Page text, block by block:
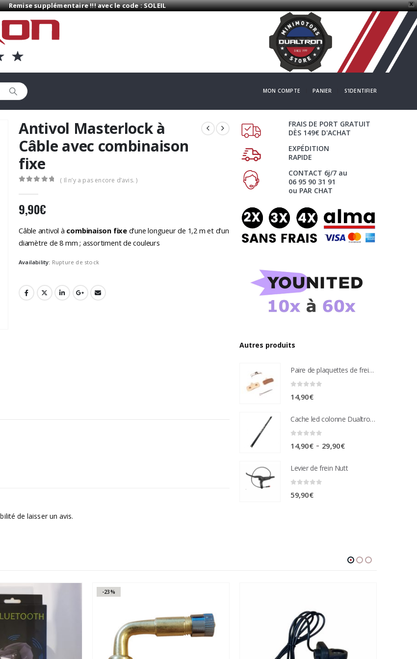
X
Remise supplémentaire !!! avec le code : SOLEIL
MON COMPTE PANIER S'IDENTIFIER
Antivol Masterlock à
Câble avec combinaison
fixe
( Il n’y a pas encore d’avis. )
9,90€
Câble antivol à combinaison fixed’une longueur de 1,2 m et d’un
diamètre de 8 mm ; assortiment de couleurs
Availability: Rupture de stock
de laisser un avis.
FRAIS DE PORT GRATUIT
DÈS 149€ D'ACHAT
EXPÉDITION
RAPIDE
CONTACT 6j/7 au
06 95 90 31 91
ou PAR CHAT
Autres produits
Paire de plaquettes de frein métal frité Compatible étrier de freins nutt 4 pistons
14,90€
Cache led colonne Dualtron Victor
14,90€ – 29,90€Plage
prix :
Levier de frein Nutt
59,90€
-23%